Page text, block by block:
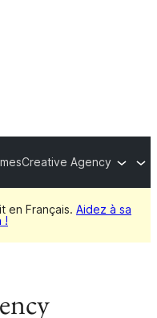
Creative Agency
en Français. Aidez à sa
!